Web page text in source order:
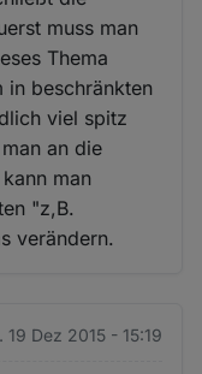
muss man
Thema
in beschränkten
viel spitz
an die
man
"z,B.
verändern.
19 Dez 2015 - 15:19